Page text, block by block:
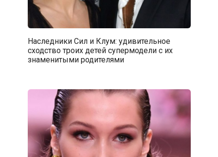
Наследники Сил и Клум: удивительное
сходство троих детей супермодели с их
знаменитыми родителями